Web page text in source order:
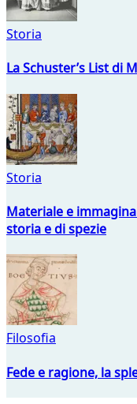
Storia
La Schuster’s List di
Storia
Materiale e
storia e di spezie
Filosofia
Fede e ragione, la